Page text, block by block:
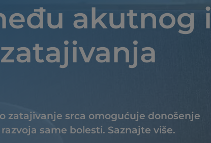
akutnog i
zatajivanje srca omogućuje donošenje
same bolesti. Saznajte više.